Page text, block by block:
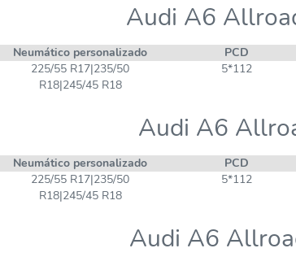
Audi A6
Neumático personalizado PCD
225/55 R17|235/50
R18|245/45 R18
5*112
Audi A6
Neumático personalizado PCD
225/55 R17|235/50
R18|245/45 R18
5*112
Audi A6